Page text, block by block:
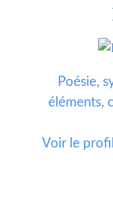
Poésie,
éléments,
Voir le